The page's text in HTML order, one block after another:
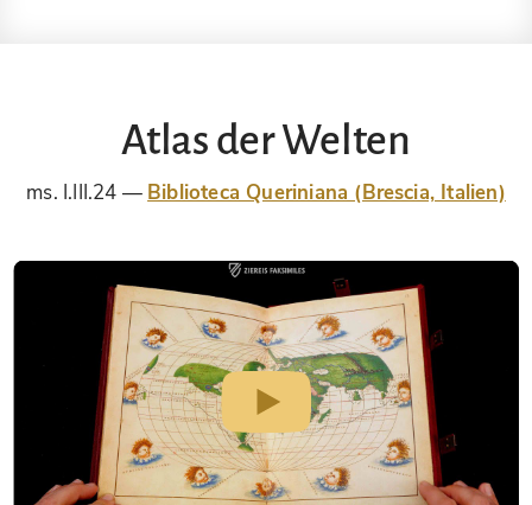
Atlas der Welten
ms. I.III.24 Biblioteca Queriniana (Brescia, Italien)